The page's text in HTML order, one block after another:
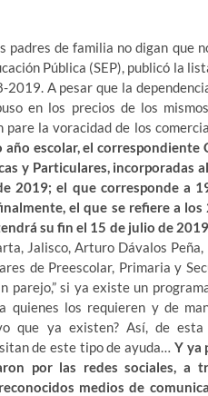
padres de familia no digan que
Pública (SEP), publicó la
A pesar que la
en los precios de los
pare la voracidad de los
escolar, el
y Particulares, incorporadas
2019; el que corresponde a
el que se refiere a los
su fin el 15 de julio de
Jalisco, Arturo Dávalos
de Preescolar, Primaria y
parejo,” si ya existe un
quienes los requieren y de
que ya existen? Así, de
de este tipo de ayuda… Y ya
por las redes sociales, a
medios de